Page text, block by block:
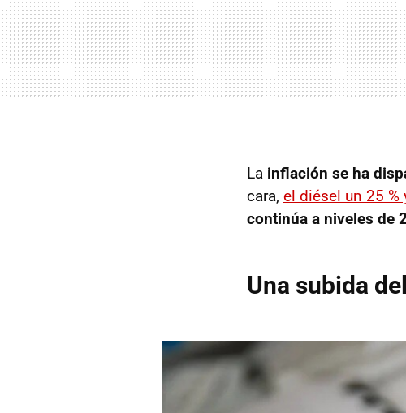
La inflación se ha
cara, el diésel un 25 %
continúa a niveles de
Una subida